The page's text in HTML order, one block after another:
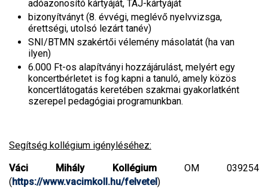
adóazonosító kártyáját, TAJ-kártyáját
bizonyítványt (8. évvégi, meglévő nyelvvizsga,
érettségi, utolsó lezárt tanév)
SNI/BTMN szakértői vélemény másolatát (ha van
ilyen)
6.000 Ft-os alapítványi hozzájárulást, melyért egy
koncertbérletet is fog kapni a tanuló, amely közös
koncertlátogatás keretében szakmai gyakorlatként
szerepel pedagógiai programunkban.
Segítség kollégium igényléséhez:
Váci Mihály KollégiumOM 039254
(https://www.vacimkoll.hu/felvetel)